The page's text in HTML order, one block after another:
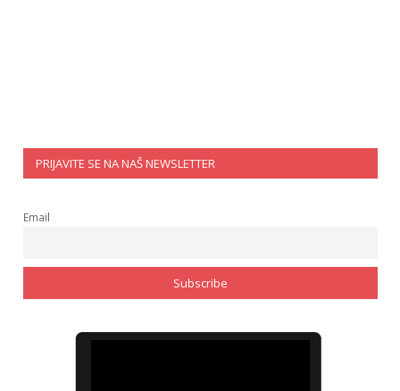
PRIJAVITE SE NA NAŠ NEWSLETTER
Email